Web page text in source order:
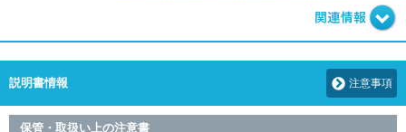
説明書情報 注意事項
保管・取扱い上の注意書